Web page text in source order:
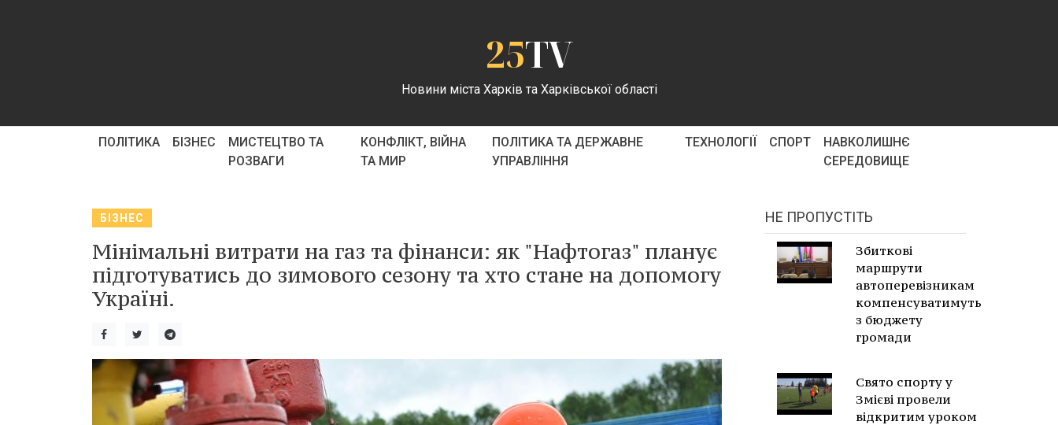
25TV
Новини міста Харків та Харківської області
ПОЛІТИКА БІЗНЕС
МИСТЕЦТВО ТА
РОЗВАГИ
КОНФЛІКТ, ВІЙНА
ТА МИР
ПОЛІТИКА ТА ДЕРЖАВНЕ
УПРАВЛІННЯ
ТЕХНОЛОГІЇ СПОРТ
НАВКОЛИШНЄ
СЕРЕДОВИЩЕ
БІЗНЕС
Мінімальні витрати на газ та фінанси: як "Нафтогаз" планує
підготуватись до зимового сезону та хто стане на допомогу
Україні.
НЕ ПРОПУСТІТЬ
Збиткові
маршрути
автоперевізникам
компенсуватимуть
з бюджету
громади
Свято спорту у
Змієві провели
відкритим уроком